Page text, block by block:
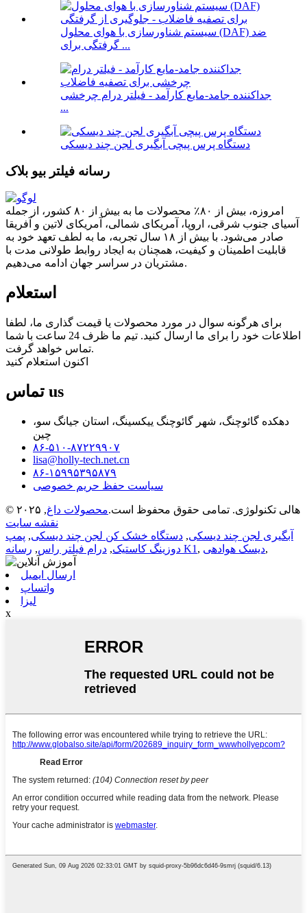
سیستم شناورسازی با هوای محلول (DAF) ضد
گرفتگی برای ...
جداکننده جامد-مایع کارآمد - فیلتر درام چرخشی
...
دستگاه پرس پیچی آبگیری لجن چند دیسکی
رسانه فیلتر بیو بلاک
امروزه، بیش از ۸۰٪ محصولات ما به بیش از ۸۰ کشور، از جمله
آسیای جنوب شرقی، اروپا، آمریکای شمالی، آمریکای لاتین و آفریقا
صادر می‌شود. با بیش از ۱۸ سال تجربه، ما به لطف تعهد خود به
قابلیت اطمینان و کیفیت، همچنان به ایجاد روابط طولانی مدت با
مشتریان در سراسر جهان ادامه می‌دهیم.
استعلام
برای هرگونه سوال در مورد محصولات یا قیمت گذاری ما، لطفا
اطلاعات خود را برای ما ارسال کنید. تیم ما ظرف 24 ساعت با شما
تماس خواهد گرفت.
اکنون استعلام کنید
تماس us
دهکده گائوچنگ، شهر گائوچنگ ییکسینگ، استان جیانگ سو،
چین
۸۶-۵۱۰-۸۷۲۲۹۹۰۷
lisa@holly-tech.net.cn
۸۶-۱۵۹۹۵۳۹۵۸۷۹
سیاست حفظ حریم خصوصی
© ۲۰۲۵ هالی تکنولوژی. تمامی حقوق محفوظ است.محصولات داغ,
نقشه سایت
آبگیری لجن چند دیسکی, دستگاه خشک کن لجن چند دیسکی, پمپ
دوزینگ کاستیک, درام فیلتر راس, رسانه K1 , دیسک هوادهی,
ارسال ایمیل
واتساپ
لیزا
x